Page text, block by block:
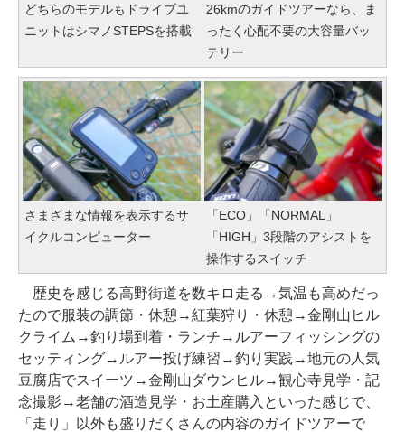
どちらのモデルもドライブユ
ニットはシマノSTEPSを搭載
26kmのガイドツアーなら、ま
ったく心配不要の大容量バッ
テリー
さまざまな情報を表示するサ
イクルコンピューター
「ECO」「NORMAL」
「HIGH」3段階のアシストを
操作するスイッチ
歴史を感じる高野街道を数キロ走る→気温も高めだっ
たので服装の調節・休憩→紅葉狩り・休憩→金剛山ヒル
クライム→釣り場到着・ランチ→ルアーフィッシングの
セッティング→ルアー投げ練習→釣り実践→地元の人気
豆腐店でスイーツ→金剛山ダウンヒル→観心寺見学・記
念撮影→老舗の酒造見学・お土産購入といった感じで、
「走り」以外も盛りだくさんの内容のガイドツアーで